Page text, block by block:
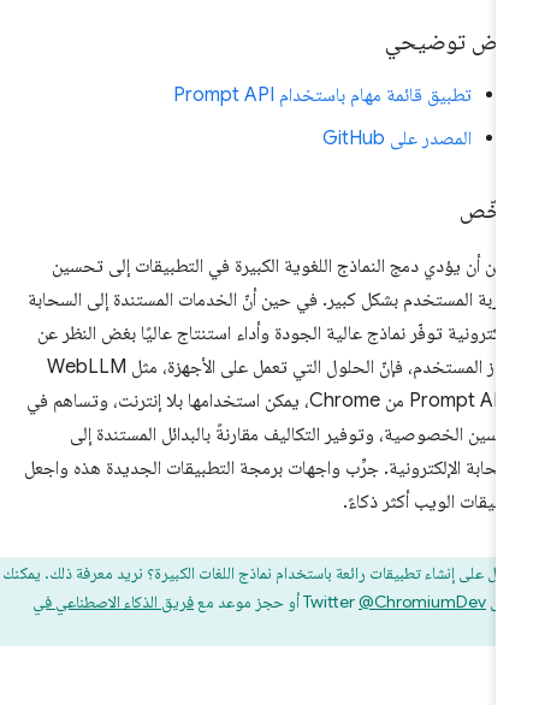
توضيحي
تطبيق قائمة مهام باستخدام Prompt API
المصدر على GitHub
أن يؤدي دمج النماذج اللغوية الكبيرة في التطبيقات إلى تحسين
المستخدم بشكل كبير. في حين أنّ الخدمات المستندة إلى السحابة
توفّر نماذج عالية الجودة وأداء استنتاج عاليًا بغض النظر عن
جهاز المستخدم، فإنّ الحلول التي تعمل على الأجهزة، مثل WebLLM
وPrompt API من Chrome، يمكن استخدامها بلا إنترنت، وتساهم في
الخصوصية، وتوفير التكاليف مقارنةً بالبدائل المستندة إلى
الإلكترونية. جرِّب واجهات برمجة التطبيقات الجديدة هذه واجعل
الويب أكثر ذكاءً.
على إنشاء تطبيقات رائعة باستخدام نماذج اللغات الكبيرة؟ نريد معرفة ذلك. يمكنك
‎@ChromiumDev أو حجز موعد معفريق الذكاء الاصطناعي في